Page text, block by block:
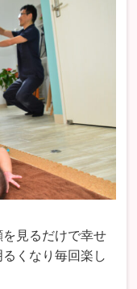
見るだけで幸せ
くなり毎回楽し